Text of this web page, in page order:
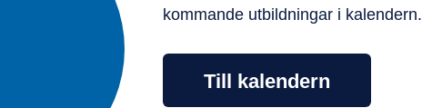
kommande utbildningar i kalendern.
Till kalendern